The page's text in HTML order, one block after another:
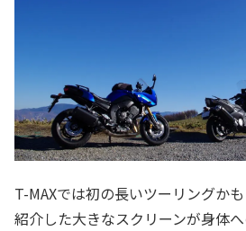
T-MAXでは初の長いツーリングか
紹介した大きなスクリーンが身体